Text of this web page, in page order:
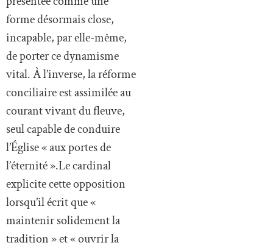
forme désormais close,
incapable, par elle-même,
de porter ce dynamisme
vital. À l’inverse, la réforme
conciliaire est assimilée au
courant vivant du fleuve,
seul capable de conduire
l’Église « aux portes de
l’éternité ».Le cardinal
explicite cette opposition
lorsqu’il écrit que «
maintenir solidement la
tradition » et « ouvrir la